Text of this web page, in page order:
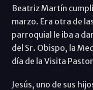
Beatriz Martín
marzo. Era otra de
parroquial le iba a
del Sr. Obispo, la
día de la Visita
Jesús, uno de sus